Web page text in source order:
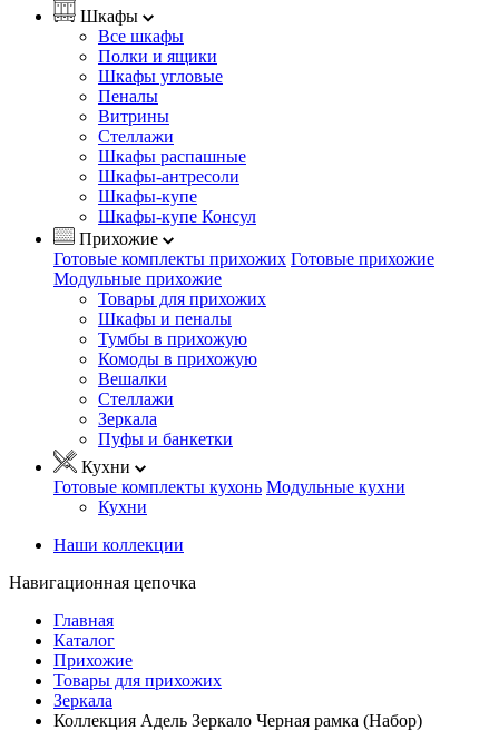
Шкафы
Все шкафы
Полки и ящики
Шкафы угловые
Пеналы
Витрины
Стеллажи
Шкафы распашные
Шкафы-антресоли
Шкафы-купе
Шкафы-купе Консул
Прихожие
Готовые комплекты прихожих Готовые прихожие
Модульные прихожие
Товары для прихожих
Шкафы и пеналы
Тумбы в прихожую
Комоды в прихожую
Вешалки
Стеллажи
Зеркала
Пуфы и банкетки
Кухни
Готовые комплекты кухонь Модульные кухни
Кухни
Наши коллекции
Навигационная цепочка
Главная
Каталог
Прихожие
Товары для прихожих
Зеркала
Коллекция Адель Зеркало Черная рамка (Набор)